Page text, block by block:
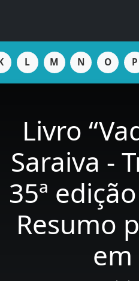
L M N O P
Livro
Saraiva -
35ª
Resumo
em